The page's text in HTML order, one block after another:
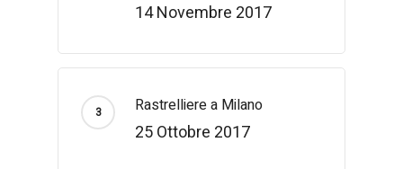
14 Novembre 2017
Rastrelliere a Milano
25 Ottobre 2017